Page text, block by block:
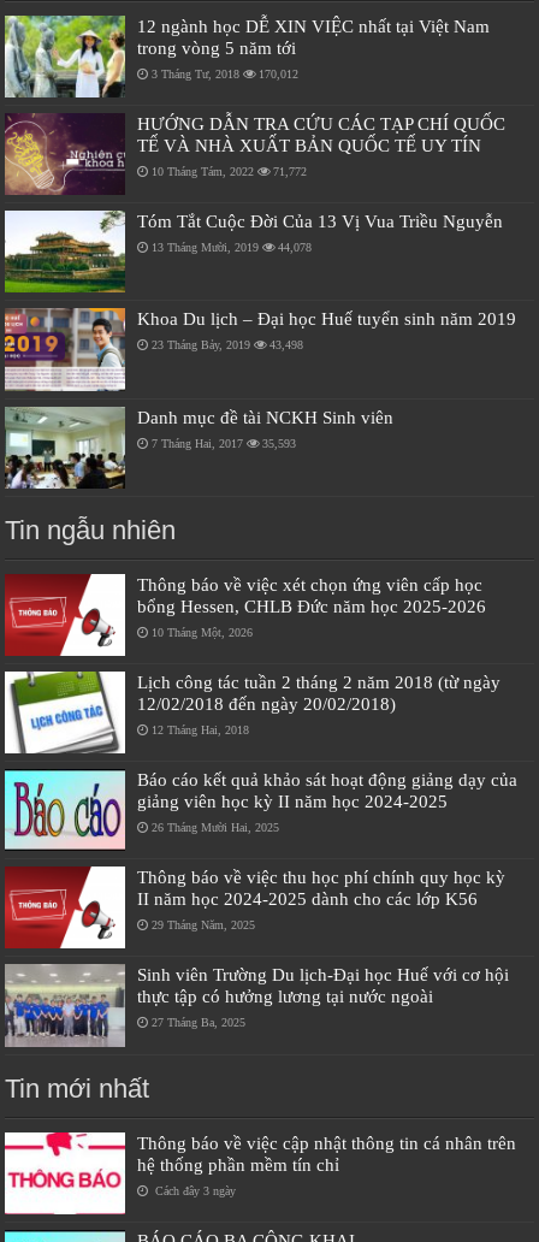
12 ngành học DỄ XIN VIỆC nhất tại Việt Nam
trong vòng 5 năm tới
3 Tháng Tư, 2018 170,012
HƯỚNG DẪN TRA CỨU CÁC TẠP CHÍ QUỐC
TẾ VÀ NHÀ XUẤT BẢN QUỐC TẾ UY TÍN
10 Tháng Tám, 2022 71,772
Tóm Tắt Cuộc Đời Của 13 Vị Vua Triều Nguyễn
13 Tháng Mười, 2019 44,078
Khoa Du lịch – Đại học Huế tuyển sinh năm 2019
23 Tháng Bảy, 2019 43,498
Danh mục đề tài NCKH Sinh viên
7 Tháng Hai, 2017 35,593
Tin ngẫu nhiên
Thông báo về việc xét chọn ứng viên cấp học
bổng Hessen, CHLB Đức năm học 2025-2026
10 Tháng Một, 2026
Lịch công tác tuần 2 tháng 2 năm 2018 (từ ngày
12/02/2018 đến ngày 20/02/2018)
12 Tháng Hai, 2018
Báo cáo kết quả khảo sát hoạt động giảng dạy của
giảng viên học kỳ II năm học 2024-2025
26 Tháng Mười Hai, 2025
Thông báo về việc thu học phí chính quy học kỳ
II năm học 2024-2025 dành cho các lớp K56
29 Tháng Năm, 2025
Sinh viên Trường Du lịch-Đại học Huế với cơ hội
thực tập có hưởng lương tại nước ngoài
27 Tháng Ba, 2025
Tin mới nhất
Thông báo về việc cập nhật thông tin cá nhân trên
hệ thống phần mềm tín chỉ
Cách đây 3 ngày